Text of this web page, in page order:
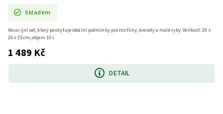
Skladem
1 489 Kč
DETAIL
Akvarijní set, který poskytuje ideální podmínky pro rostliny, krevety a malé ryby. Velikost: 20 x
20 x 25 cm, objem 10 l.